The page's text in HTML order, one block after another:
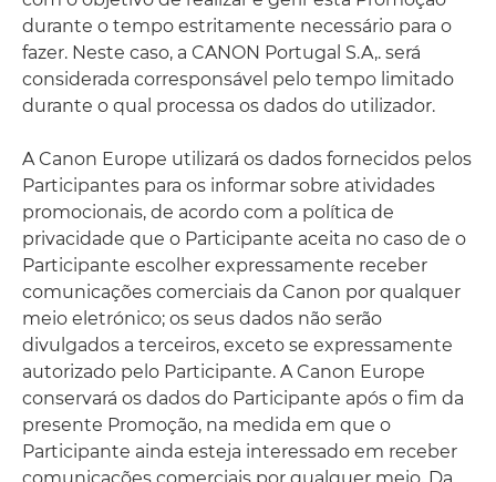
durante o tempo estritamente necessário para o
fazer. Neste caso, a CANON Portugal S.A,. será
considerada corresponsável pelo tempo limitado
durante o qual processa os dados do utilizador.
A Canon Europe utilizará os dados fornecidos pelos
Participantes para os informar sobre atividades
promocionais, de acordo com a política de
privacidade que o Participante aceita no caso de o
Participante escolher expressamente receber
comunicações comerciais da Canon por qualquer
meio eletrónico; os seus dados não serão
divulgados a terceiros, exceto se expressamente
autorizado pelo Participante. A Canon Europe
conservará os dados do Participante após o fim da
presente Promoção, na medida em que o
Participante ainda esteja interessado em receber